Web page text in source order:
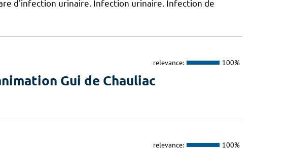
d'infection urinaire. Infection urinaire. Infection de
relevance: 100%
Gui de Chauliac
relevance: 100%